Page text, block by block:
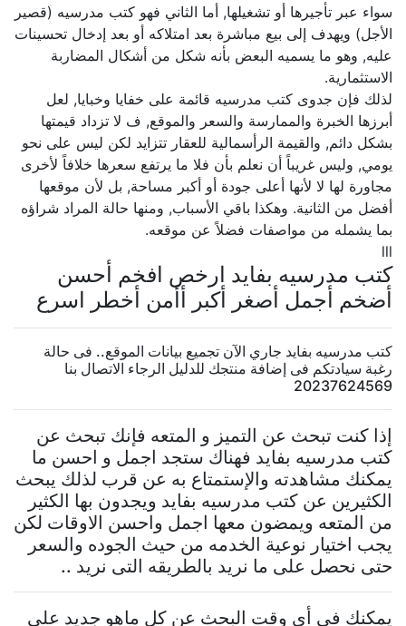
سواء عبر تأجيرها أو تشغيلها, أما الثاني فهو كتب مدرسيه (قصير
الأجل) ويهدف إلى بيع مباشرة بعد امتلاكه أو بعد إدخال تحسينات
عليه, وهو ما يسميه البعض بأنه شكل من أشكال المضاربة
الاستثمارية.
لذلك فإن جدوى كتب مدرسيه قائمة على خفايا وخبايا, لعل
أبرزها الخبرة والممارسة والسعر والموقع, ف لا تزداد قيمتها
بشكل دائم, والقيمة الرأسمالية للعقار تتزايد لكن ليس على نحو
يومي, وليس غريباً أن نعلم بأن فلا ما يرتفع سعرها خلافاً لأخرى
مجاورة لها لا لأنها أعلى جودة أو أكبر مساحة, بل لأن موقعها
أفضل من الثانية. وهكذا باقي الأسباب, ومنها حالة المراد شراؤه
بما يشمله من مواصفات فضلاً عن موقعه.
كتب مدرسيه بفايد ارخص افخم أحسن
أضخم أجمل أصغر أكبر أأمن أخطر اسرع
كتب مدرسيه بفايد جاري الآن تجميع بيانات الموقع.. فى حالة
رغبة سيادتكم فى إضافة منتجك للدليل الرجاء الاتصال بنا
20237624569
إذا كنت تبحث عن التميز و المتعه فإنك تبحث عن
كتب مدرسيه بفايد فهناك ستجد اجمل و احسن ما
يمكنك مشاهدته والإستمتاع به عن قرب لذلك يبحث
الكثيرين عن كتب مدرسيه بفايد ويجدون بها الكثير
من المتعه ويمضون معها اجمل واحسن الاوقات لكن
يجب اختيار نوعية الخدمه من حيث الجوده والسعر
حتى نحصل على ما نريد بالطريقه التى نريد ..
يمكنك فى أى وقت البحث عن كل ماهو جديد على